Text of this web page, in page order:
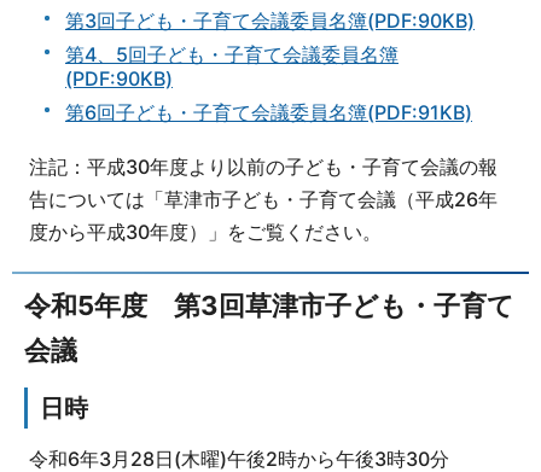
第3回子ども・子育て会議委員名簿(PDF:90KB)
第4、5回子ども・子育て会議委員名簿
(PDF:90KB)
第6回子ども・子育て会議委員名簿(PDF:91KB)
注記：平成30年度より以前の子ども・子育て会議の報
告については「草津市子ども・子育て会議（平成26年
度から平成30年度）」をご覧ください。
令和5年度 第3回草津市子ども・子育て
会議
日時
令和6年3月28日(木曜)午後2時から午後3時30分